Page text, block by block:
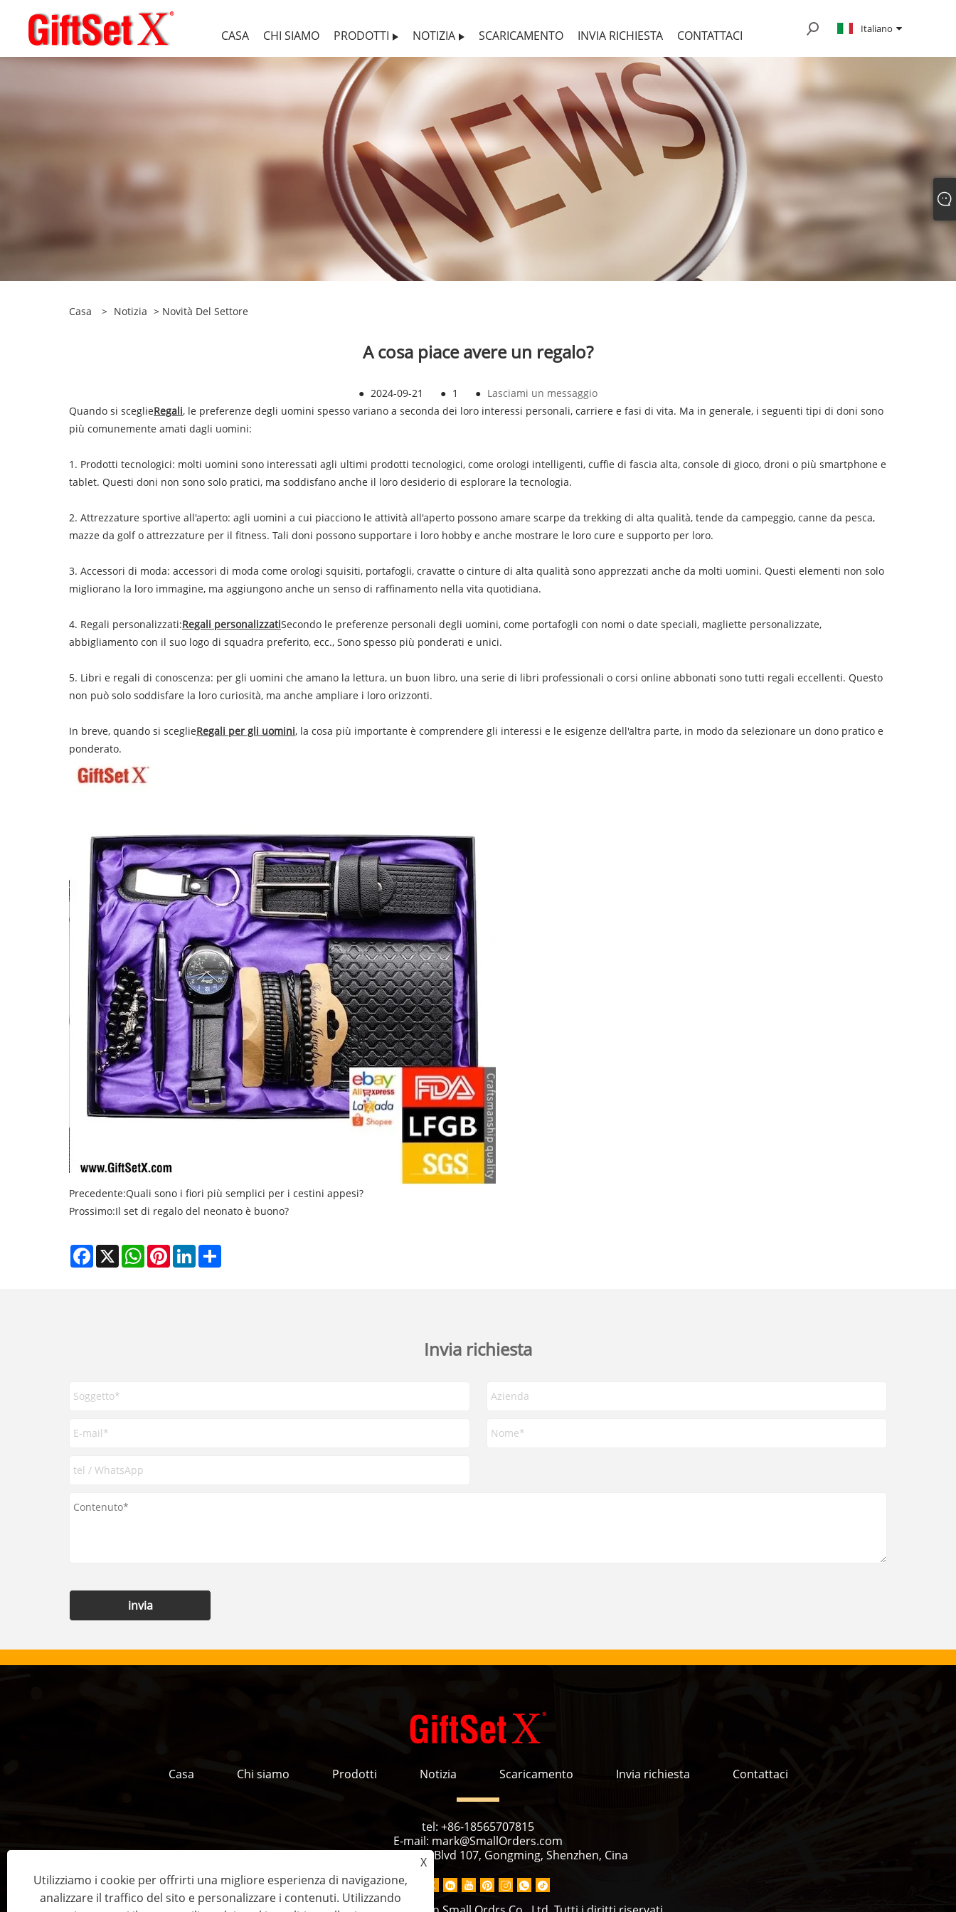
CASA CHI SIAMO PRODOTTI NOTIZIA SCARICAMENTO INVIA RICHIESTA CONTATTACI Italiano
Casa > Notizia > Novità Del Settore
A cosa piace avere un regalo?
● 2024-09-21 ● 1 ● Lasciami un messaggio
Quando si sceglieRegali, le preferenze degli uomini spesso variano a seconda dei loro interessi personali, carriere e fasi di vita. Ma in generale, i seguenti tipi di doni sono
più comunemente amati dagli uomini:
1. Prodotti tecnologici: molti uomini sono interessati agli ultimi prodotti tecnologici, come orologi intelligenti, cuffie di fascia alta, console di gioco, droni o più smartphone e
tablet. Questi doni non sono solo pratici, ma soddisfano anche il loro desiderio di esplorare la tecnologia.
2. Attrezzature sportive all'aperto: agli uomini a cui piacciono le attività all'aperto possono amare scarpe da trekking di alta qualità, tende da campeggio, canne da pesca,
mazze da golf o attrezzature per il fitness. Tali doni possono supportare i loro hobby e anche mostrare le loro cure e supporto per loro.
3. Accessori di moda: accessori di moda come orologi squisiti, portafogli, cravatte o cinture di alta qualità sono apprezzati anche da molti uomini. Questi elementi non solo
migliorano la loro immagine, ma aggiungono anche un senso di raffinamento nella vita quotidiana.
4. Regali personalizzati:Regali personalizzatiSecondo le preferenze personali degli uomini, come portafogli con nomi o date speciali, magliette personalizzate,
abbigliamento con il suo logo di squadra preferito, ecc., Sono spesso più ponderati e unici.
5. Libri e regali di conoscenza: per gli uomini che amano la lettura, un buon libro, una serie di libri professionali o corsi online abbonati sono tutti regali eccellenti. Questo
non può solo soddisfare la loro curiosità, ma anche ampliare i loro orizzonti.
In breve, quando si sceglieRegali per gli uomini, la cosa più importante è comprendere gli interessi e le esigenze dell'altra parte, in modo da selezionare un dono pratico e
ponderato.
Precedente:Quali sono i fiori più semplici per i cestini appesi?
Prossimo:Il set di regalo del neonato è buono?
Facebook
X WhatsAppPinterestLinkedIn
Invia richiesta
invia
Casa Chi siamo Prodotti Notizia Scaricamento Invia richiesta Contattaci
tel: +86-18565707815
E-mail: mark@SmallOrders.com
Indirizzo:Minsheng Blvd 107, Gongming, Shenzhen, Cina
X
Utilizziamo i cookie per offrirti una migliore esperienza di navigazione,
analizzare il traffico del sito e personalizzare i contenuti. Utilizzando